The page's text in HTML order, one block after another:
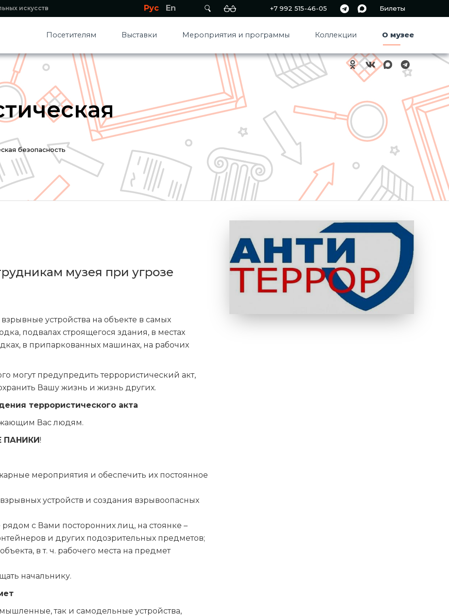
искусств +7 992 515-46-05 Билеты
Рус En
Посетителям Выставки Мероприятия и программы Коллекции О музее
безопасность
музея при угрозе
устройства на объекте в самых
подвалах строящегося здания, в местах
в припаркованных машинах, на рабочих
могут предупредить террористический акт,
Вашу жизнь и жизнь других.
террористического акта
Вас людям.
ПАНИКИ!
мероприятия и обеспечить их постоянное
устройств и создания взрывоопасных
с Вами посторонних лиц, на стоянке –
и других подозрительных предметов;
в т. ч. рабочего места на предмет
начальнику.
так и самодельные устройства,